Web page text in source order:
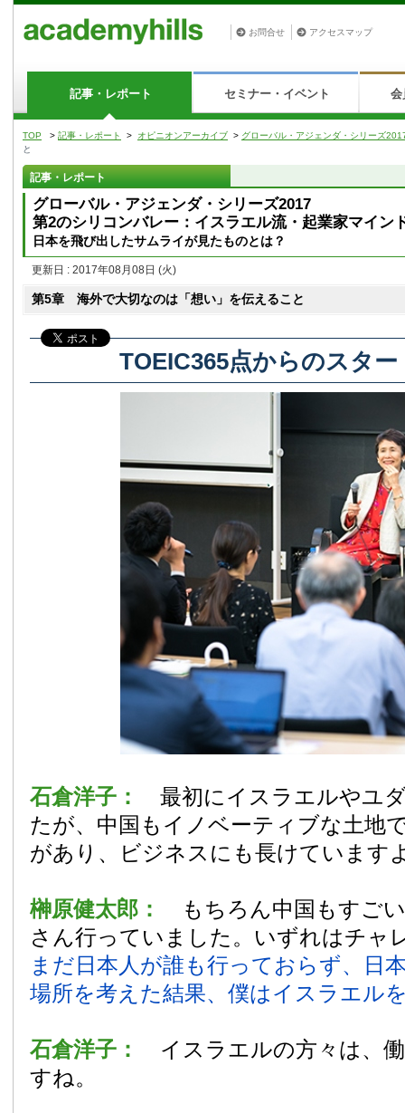
お問合せ アクセスマップ
記事・レポート セミナー・イベント 会
TOP > 記事・レポート > オピニオンアーカイブ > グローバル・アジェンダ・シリーズ
と
記事・レポート
グローバル・アジェンダ・シリーズ2017
第2のシリコンバレー：イスラエル流・起業家マイン
日本を飛び出したサムライが見たものとは？
更新日 : 2017年08月08日 (火)
第5章 海外で大切なのは「想い」を伝えること
TOEIC365点からのスター
石倉洋子： 最初にイスラエルやユ
たが、中国もイノベーティブな土地
があり、ビジネスにも長けています
榊原健太郎：
もちろん中国もすご
さん行っていました。いずれはチャ
まだ日本人が誰も行っておらず、日
場所を考えた結果、僕はイスラエル
石倉洋子： イスラエルの方々は、
すね。